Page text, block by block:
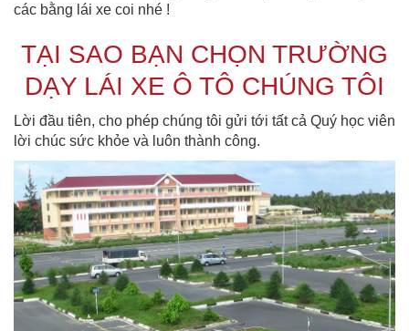
các bằng lái xe coi nhé !
TẠI SAO BẠN CHỌN TRƯỜNG
DẠY LÁI XE Ô TÔ CHÚNG TÔI
Lời đầu tiên, cho phép chúng tôi gửi tới tất cả Quý học viên
lời chúc sức khỏe và luôn thành công.